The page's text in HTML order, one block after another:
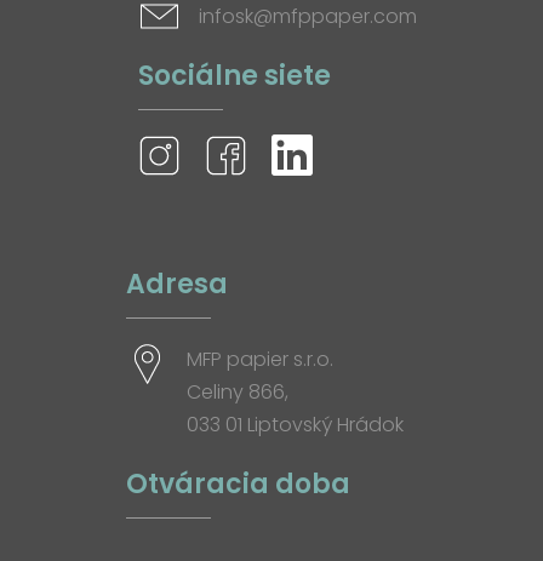
infosk@mfppaper.com
Sociálne siete
Adresa
MFP papier s.r.o.
Celiny 866,
033 01 Liptovský Hrádok
Otváracia doba